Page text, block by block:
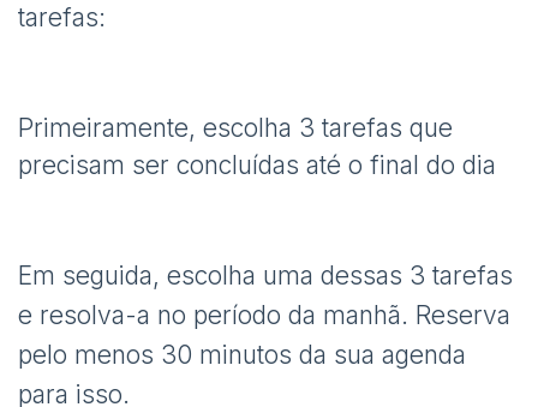
tarefas:
Primeiramente, escolha 3 tarefas que
precisam ser concluídas até o final do dia
Em seguida, escolha uma dessas 3 tarefas
e resolva-a no período da manhã. Reserva
pelo menos 30 minutos da sua agenda
para isso.